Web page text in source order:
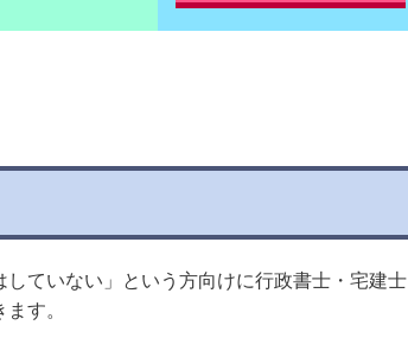
ていない」という方向けに行政書士・宅建士
す。